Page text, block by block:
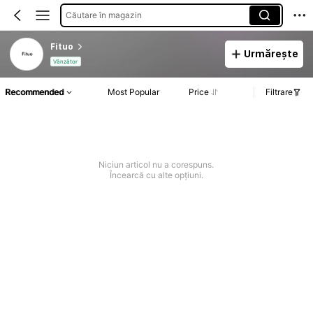
Căutare în magazin
Fituo
Vânzător
Urmărește
Recommended Most Popular Price Filtrare
Niciun articol nu a corespuns.
Încearcă cu alte opțiuni.